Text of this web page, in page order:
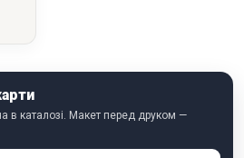
в каталозі. Макет перед друком —